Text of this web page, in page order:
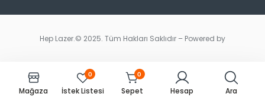
Hep Lazer.© 2025. Tüm Hakları Saklıdır – Powered by
Mağaza
0
İstek Listesi
0
Sepet Hesap Ara